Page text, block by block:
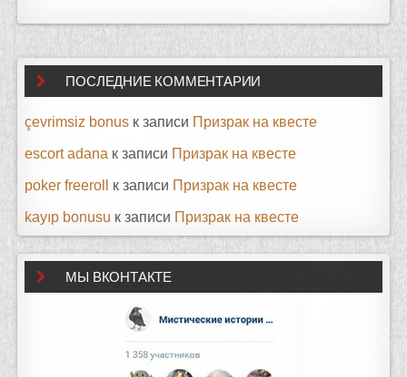
ПОСЛЕДНИЕ КОММЕНТАРИИ
çevrimsiz bonus к записи Призрак на квесте
escort adana к записи Призрак на квесте
poker freeroll к записи Призрак на квесте
kayıp bonusu к записи Призрак на квесте
МЫ ВКОНТАКТЕ